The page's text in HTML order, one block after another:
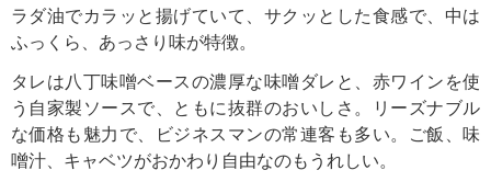
ラダ油でカラッと揚げていて、サクッとした食感で、中は
ふっくら、あっさり味が特徴。
タレは八丁味噌ベースの濃厚な味噌ダレと、赤ワインを使
う自家製ソースで、ともに抜群のおいしさ。リーズナブル
な価格も魅力で、ビジネスマンの常連客も多い。ご飯、味
噌汁、キャベツがおかわり自由なのもうれしい。